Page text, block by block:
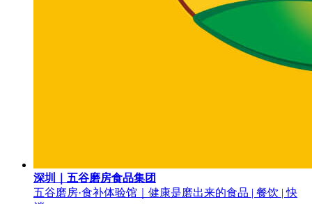
深圳｜五谷磨房食品集团
五谷磨房·食补体验馆｜健康是磨出来的食品 | 餐饮 | 快